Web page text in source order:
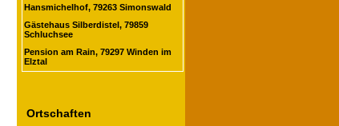
Hansmichelhof, 79263 Simonswald
Gästehaus Silberdistel, 79859
Schluchsee
Pension am Rain, 79297 Winden im
Elztal
Ortschaften